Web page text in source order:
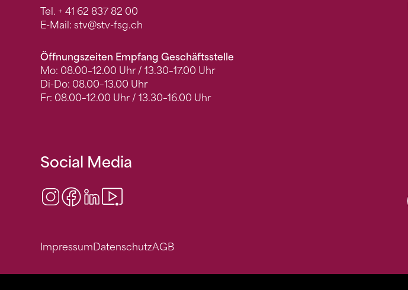
Tel. + 41 62 837 82 00
E-Mail: stv@stv-fsg.ch
Öffnungszeiten Empfang Geschäftsstelle
Mo: 08.00–12.00 Uhr / 13.30–17.00 Uhr
Di-Do: 08.00–13.00 Uhr
Fr: 08.00–12.00 Uhr / 13.30–16.00 Uhr
Social Media
Instagram
Facebook
LinkedIn
ImpressumDatenschutzAGB